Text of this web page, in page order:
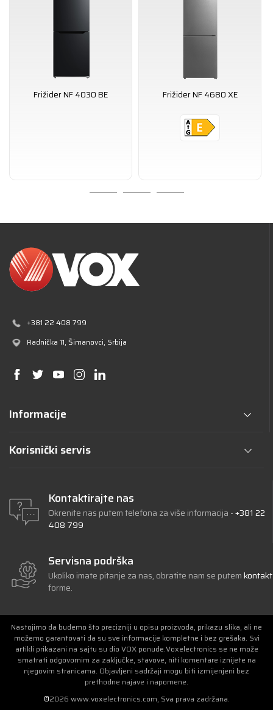
Frižider NF 4030 BE Frižider NF 4680 XE
+381 22 408 799
Radnička 11, Šimanovci, Srbija
Informacije
Korisnički servis
Kontaktirajte nas
Okrenite nas putem telefona za više informacija -+381 22
408 799
Servisna podrška
Ukoliko imate pitanje za nas, obratite nam se putemkontakt
forme.
Nastojimo da budemo što precizniji u opisu proizvoda, prikazu slika, ali ne
možemo garantovati da su sve informacije kompletne i bez grešaka. Svi
artikli prikazani na sajtu su dio VOX ponude.Voxelectronics se ne može
smatrati odgovornim za zaključke, stavove, niti komentare iznijete na
njegovim stranicama. Objavljeni sadržaji mogu biti izmijenjeni bez
prethodne najave i napomene.
©2026 www.voxelectronics.com, Sva prava zadržana.